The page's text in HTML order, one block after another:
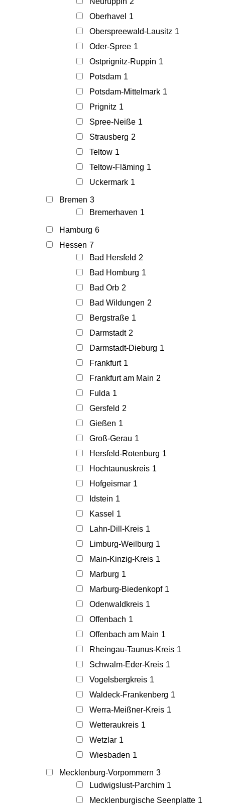
Oberhavel 1
Oberspreewald-Lausitz 1
Oder-Spree 1
Ostprignitz-Ruppin 1
Potsdam 1
Potsdam-Mittelmark 1
Prignitz 1
Spree-Neiße 1
Strausberg 2
Teltow 1
Teltow-Fläming 1
Uckermark 1
Bremen 3
Bremerhaven 1
Hamburg 6
Hessen 7
Bad Hersfeld 2
Bad Homburg 1
Bad Orb 2
Bad Wildungen 2
Bergstraße 1
Darmstadt 2
Darmstadt-Dieburg 1
Frankfurt 1
Frankfurt am Main 2
Fulda 1
Gersfeld 2
Gießen 1
Groß-Gerau 1
Hersfeld-Rotenburg 1
Hochtaunuskreis 1
Hofgeismar 1
Idstein 1
Kassel 1
Lahn-Dill-Kreis 1
Limburg-Weilburg 1
Main-Kinzig-Kreis 1
Marburg 1
Marburg-Biedenkopf 1
Odenwaldkreis 1
Offenbach 1
Offenbach am Main 1
Rheingau-Taunus-Kreis 1
Schwalm-Eder-Kreis 1
Vogelsbergkreis 1
Waldeck-Frankenberg 1
Werra-Meißner-Kreis 1
Wetteraukreis 1
Wetzlar 1
Wiesbaden 1
Mecklenburg-Vorpommern 3
Ludwigslust-Parchim 1
Mecklenburgische Seenplatte 1